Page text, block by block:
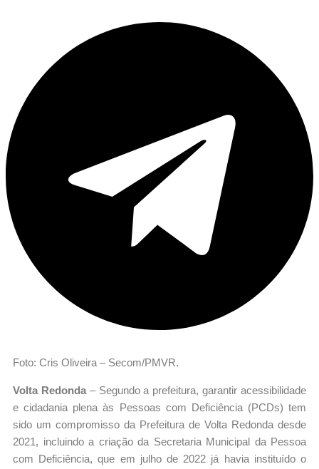
Foto: Cris Oliveira – Secom/PMVR.
Volta Redonda– Segundo a prefeitura, garantir acessibilidade
e cidadania plena às Pessoas com Deficiência (PCDs) tem
sido um compromisso da Prefeitura de Volta Redonda desde
2021, incluindo a criação da Secretaria Municipal da Pessoa
com Deficiência, que em julho de 2022 já havia instituído o